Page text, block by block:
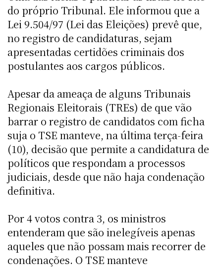
do próprio Tribunal. Ele informou que a
Lei 9.504/97 (Lei das Eleições) prevê que,
no registro de candidaturas, sejam
apresentadas certidões criminais dos
postulantes aos cargos públicos.
Apesar da ameaça de alguns Tribunais
Regionais Eleitorais (TREs) de que vão
barrar o registro de candidatos com ficha
suja o TSE manteve, na última terça-feira
(10), decisão que permite a candidatura de
políticos que respondam a processos
judiciais, desde que não haja condenação
definitiva.
Por 4 votos contra 3, os ministros
entenderam que são inelegíveis apenas
aqueles que não possam mais recorrer de
condenações. O TSE manteve